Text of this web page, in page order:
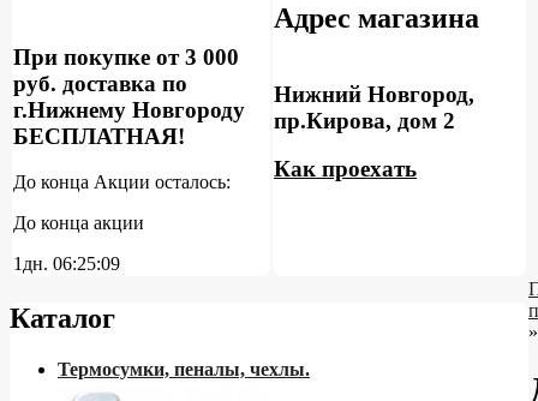
При покупке от 3 000
руб. доставка по
г.Нижнему Новгороду
БЕСПЛАТНАЯ!
До конца Акции осталось:
До конца акции
1дн. 06:25:08
Адрес магазина
Нижний Новгород,
пр.Кирова, дом 2
Как проехать
Каталог
Термосумки, пеналы, чехлы.
»